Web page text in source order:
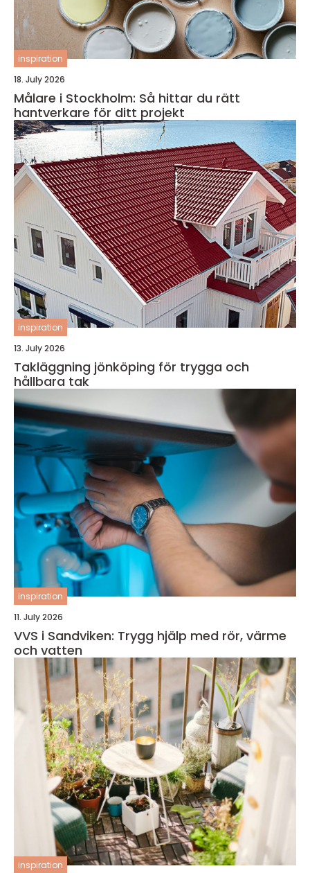
inspiration
18. July 2026
Målare i Stockholm: Så hittar du rätt
hantverkare för ditt projekt
inspiration
13. July 2026
Takläggning jönköping för trygga och
hållbara tak
inspiration
11. July 2026
VVS i Sandviken: Trygg hjälp med rör, värme
och vatten
inspiration